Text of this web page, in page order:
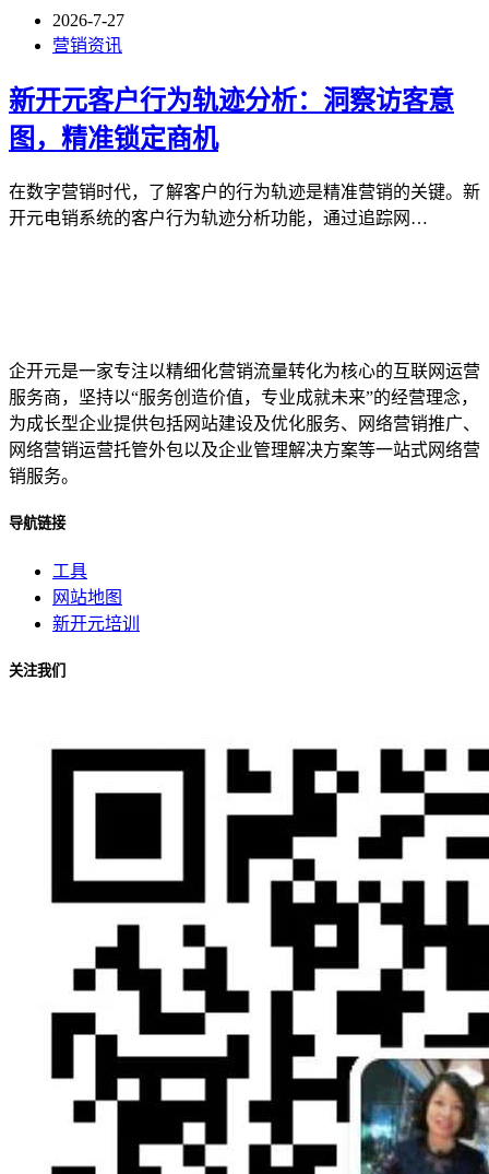
2026-7-27
营销资讯
新开元客户行为轨迹分析：洞察访客意
图，精准锁定商机
在数字营销时代，了解客户的行为轨迹是精准营销的关键。新
开元电销系统的客户行为轨迹分析功能，通过追踪网…
企开元是一家专注以精细化营销流量转化为核心的互联网运营
服务商，坚持以“服务创造价值，专业成就未来”的经营理念，
为成长型企业提供包括网站建设及优化服务、网络营销推广、
网络营销运营托管外包以及企业管理解决方案等一站式网络营
销服务。
导航链接
工具
网站地图
新开元培训
关注我们